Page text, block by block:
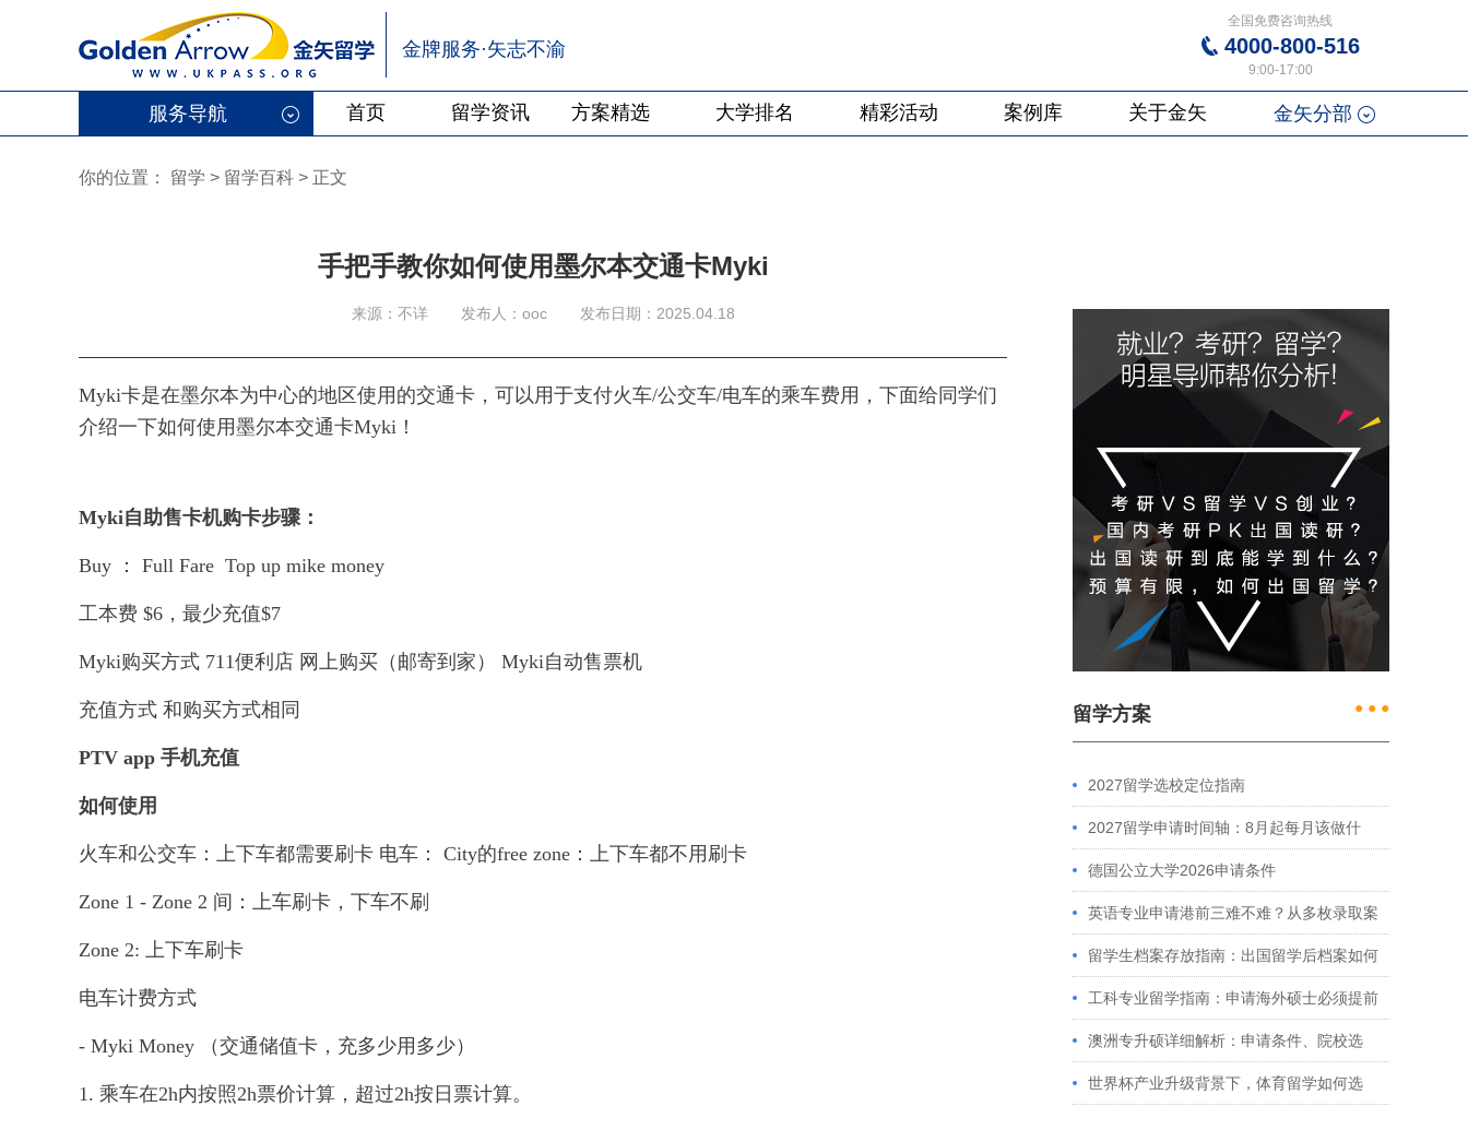
金牌服务·矢志不渝
全国免费咨询热线
4000-800-516
9:00-17:00
服务导航 首页 留学资讯 方案精选 大学排名 精彩活动 案例库 关于金矢 金矢分部
你的位置： 留学 > 留学百科 > 正文
手把手教你如何使用墨尔本交通卡Myki
来源：不详 发布人：ooc 发布日期：2025.04.18
Myki卡是在墨尔本为中心的地区使用的交通卡，可以用于支付火车/公交车/电车的乘车费用，下面给同学们
介绍一下如何使用墨尔本交通卡Myki！
Myki自助售卡机购卡步骤：
Buy ： Full Fare Top up mike money
工本费 $6，最少充值$7
Myki购买方式 711便利店 网上购买（邮寄到家） Myki自动售票机
充值方式 和购买方式相同
PTV app 手机充值
如何使用
火车和公交车：上下车都需要刷卡 电车： City的free zone：上下车都不用刷卡
Zone 1 - Zone 2 间：上车刷卡，下车不刷
Zone 2: 上下车刷卡
电车计费方式
- Myki Money （交通储值卡，充多少用多少）
1. 乘车在2h内按照2h票价计算，超过2h按日票计算。
留学方案 ● ● ●
2027留学选校定位指南
2027留学申请时间轴：8月起每月该做什
么？英、美、澳、港申请全攻略
德国公立大学2026申请条件
英语专业申请港前三难不难？从多枚录取案
例看港大、港中文申请要求
留学生档案存放指南：出国留学后档案如何
处理？留学服务中心常见问题解答
工科专业留学指南：申请海外硕士必须提前
准备的4件事
澳洲专升硕详细解析：申请条件、院校选
择、学制费用全介绍
世界杯产业升级背景下，体育留学如何选